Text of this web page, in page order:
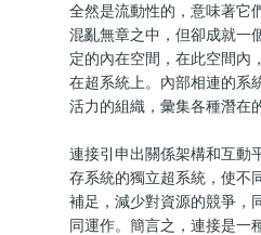
全然是流動性的，意味著它
混亂無章之中，但卻成就一
定的內在空間，在此空間內
在超系統上。內部相連的系
活力的組織，彙集各種潛在
連接引申出關係架構和互動
存系統的獨立超系統，使不
補足，減少對資源的競爭，
同運作。簡言之，連接是一